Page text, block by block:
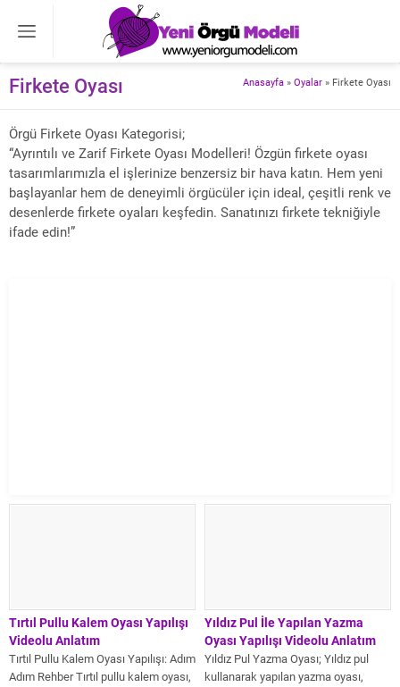
Anasayfa » Oyalar » Firkete Oyası
Firkete Oyası
Örgü Firkete Oyası Kategorisi;
“Ayrıntılı ve Zarif Firkete Oyası Modelleri! Özgün firkete oyası
tasarımlarımızla el işlerinize benzersiz bir hava katın. Hem yeni
başlayanlar hem de deneyimli örgücüler için ideal, çeşitli renk ve
desenlerde firkete oyaları keşfedin. Sanatınızı firkete tekniğiyle
ifade edin!”
Tırtıl Pullu Kalem Oyası Yapılışı
Videolu Anlatım
Tırtıl Pullu Kalem Oyası Yapılışı: Adım
Adım Rehber Tırtıl pullu kalem oyası,
Yıldız Pul İle Yapılan Yazma
Oyası Yapılışı Videolu Anlatım
Yıldız Pul Yazma Oyası; Yıldız pul
kullanarak yapılan yazma oyası,